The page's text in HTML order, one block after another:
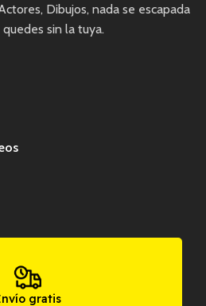
Dibujos, nada se escapada
sin la tuya.
gratis